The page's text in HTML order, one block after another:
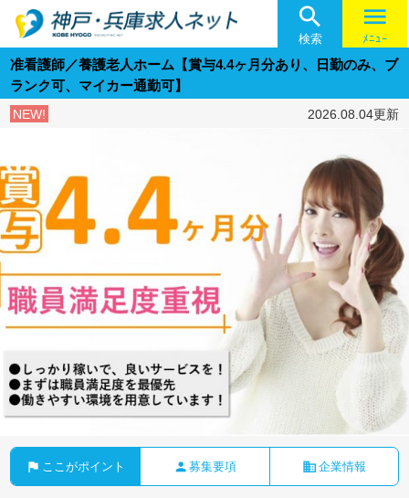

検索
menu
ﾒﾆｭｰ
准看護師／養護老人ホーム【賞与4.4ヶ月分あり、日勤のみ、ブ
ランク可、マイカー通勤可】
NEW! 2026.08.04更新
flag ここがポイント person 募集要項 business 企業情報